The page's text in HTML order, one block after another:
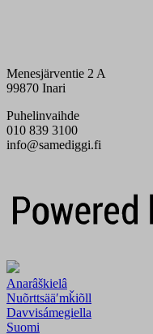
Menesjärventie 2 A
99870 Inari
Puhelinvaihde
010 839 3100
info@samediggi.fi
Anarâškielâ
Nuõrttsääʹmǩiõll
Davvisámegiella
Suomi